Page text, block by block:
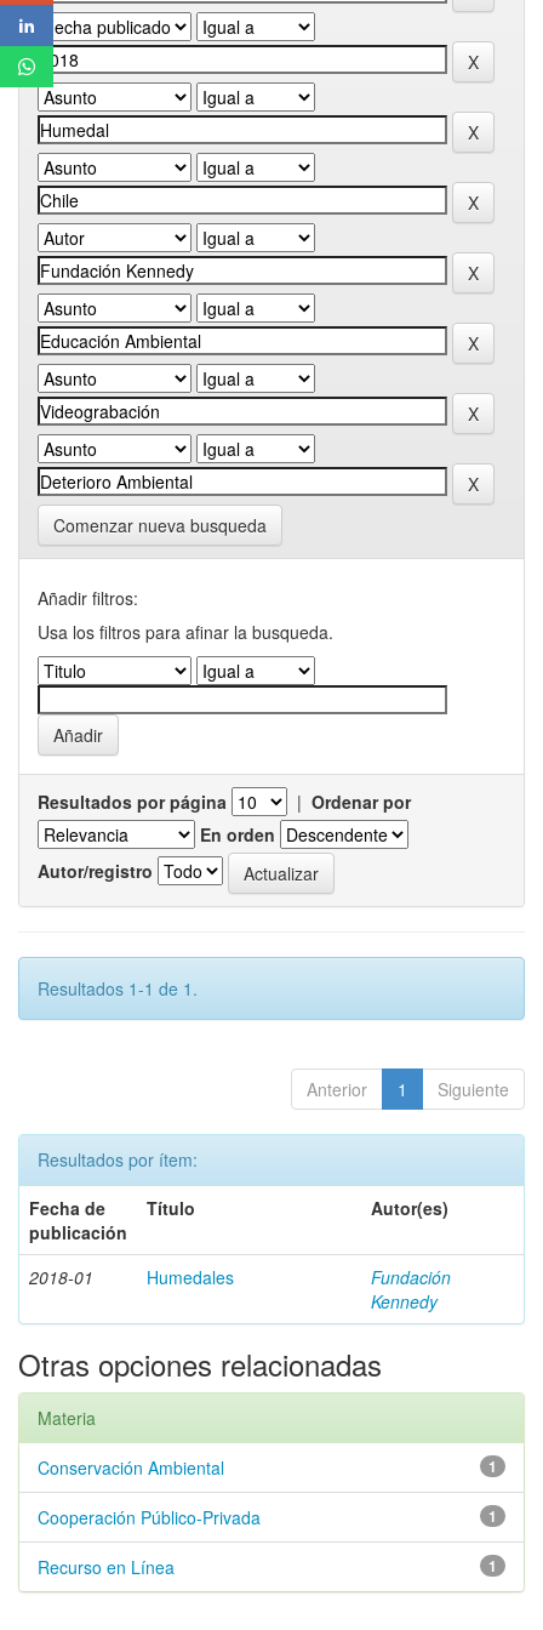
Comenzar nueva busqueda
Añadir filtros:
Usa los filtros para afinar la busqueda.
Resultados por página | Ordenar por
En orden
Autor/registro
Resultados 1-1 de 1.
Anterior 1 Siguiente
Resultados por ítem:
Fecha de
publicación
Título Autor(es)
2018-01 Humedales
Fundación
Kennedy
Otras opciones relacionadas
Materia
1
Conservación Ambiental
1
Cooperación Público-Privada
1
Recurso en Línea